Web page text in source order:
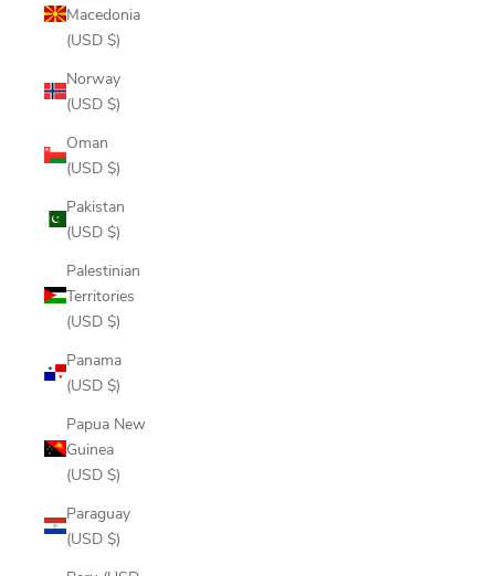
Macedonia
(USD $)
Norway
(USD $)
Oman
(USD $)
Pakistan
(USD $)
Palestinian
Territories
(USD $)
Panama
(USD $)
Papua New
Guinea
(USD $)
Paraguay
(USD $)